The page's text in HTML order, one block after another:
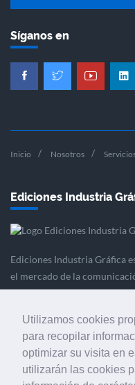
Utilizamos cookies
para recopilar
optimizar su visita en
utilizarán las cookies
Síganos en
Inicio Nosotros
Ediciones Industria
Ediciones Industria Gráfica
el mercado de la
profesionales
Ediciones Industria Gráfica,